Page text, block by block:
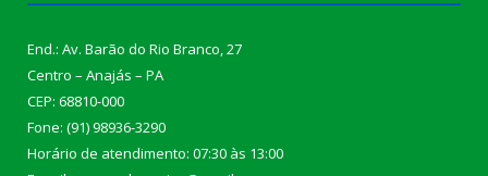
End.: Av. Barão do Rio Branco, 27
Centro – Anajás – PA
CEP: 68810-000
Fone: (91) 98936-3290
Horário de atendimento: 07:30 às 13:00